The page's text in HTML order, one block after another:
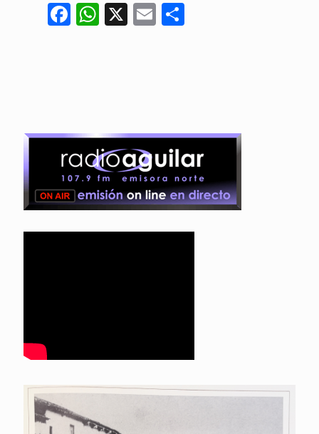
Facebook
WhatsApp
X Email